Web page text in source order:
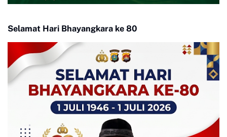
Selamat Hari Bhayangkara ke 80